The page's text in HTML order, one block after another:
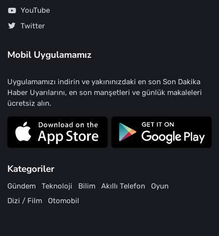
YouTube
Twitter
Mobil Uygulamamız
Uygulamamızı indirin ve yakınınızdaki en son Son Dakika
Haber Uyarılarını, en son manşetleri ve günlük makaleleri
ücretsiz alın.
Kategoriler
Gündem Teknoloji Bilim Akıllı Telefon
Oyun
Dizi / Film
Otomobil